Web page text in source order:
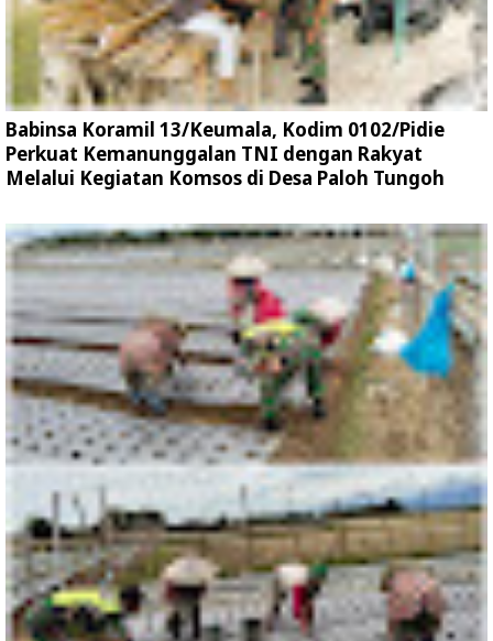
Babinsa Koramil 13/Keumala, Kodim 0102/Pidie
Perkuat Kemanunggalan TNI dengan Rakyat
Melalui Kegiatan Komsos di Desa Paloh Tungoh